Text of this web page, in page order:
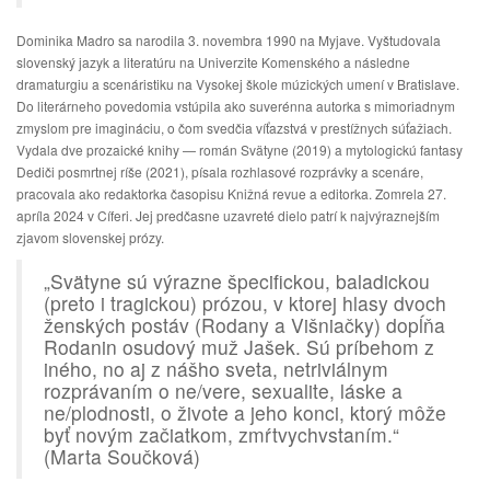
Dominika Madro sa narodila 3. novembra 1990 na Myjave. Vyštudovala
slovenský jazyk a literatúru na Univerzite Komenského a následne
dramaturgiu a scenáristiku na Vysokej škole múzických umení v Bratislave.
Do literárneho povedomia vstúpila ako suverénna autorka s mimoriadnym
zmyslom pre imagináciu, o čom svedčia víťazstvá v prestížnych súťažiach.
Vydala dve prozaické knihy — román Svätyne (2019) a mytologickú fantasy
Dediči posmrtnej ríše (2021), písala rozhlasové rozprávky a scenáre,
pracovala ako redaktorka časopisu Knižná revue a editorka. Zomrela 27.
apríla 2024 v Cíferi. Jej predčasne uzavreté dielo patrí k najvýraznejším
zjavom slovenskej prózy.
„Svätyne sú výrazne špecifickou, baladickou
(preto i tragickou) prózou, v ktorej hlasy dvoch
ženských postáv (Rodany a Višniačky) dopĺňa
Rodanin osudový muž Jašek. Sú príbehom z
iného, no aj z nášho sveta, netriviálnym
rozprávaním o ne/vere, sexualite, láske a
ne/plodnosti, o živote a jeho konci, ktorý môže
byť novým začiatkom, zmŕtvychvstaním.“
(Marta Součková)